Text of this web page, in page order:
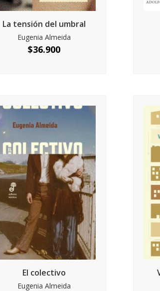
La tensión del umbral
Eugenia Almeida
$36.900
El colectivo
Eugenia Almeida